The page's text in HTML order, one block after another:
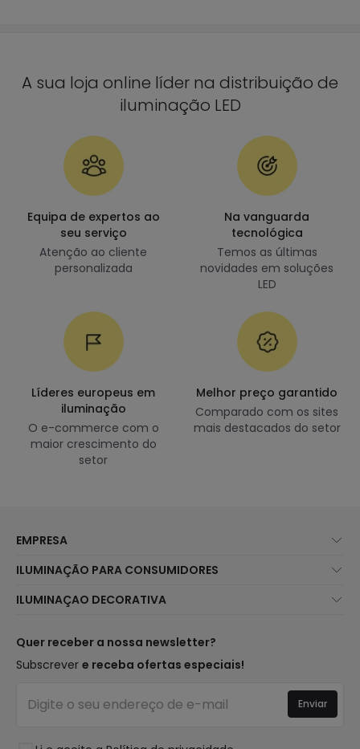
A sua loja online líder na distribuição de
iluminação LED
Equipa de expertos ao
seu serviço
Atenção ao cliente
personalizada
Na vanguarda
tecnológica
Temos as últimas
novidades em soluções
LED
Líderes europeus em
iluminação
O e-commerce com o
maior crescimento do
setor
Melhor preço garantido
Comparado com os sites
mais destacados do setor
EMPRESA
Atendimento ao Cliente
Métodos de Envio
É Profissional?
Perguntas Frequentes (FAQ)
ILUMINAÇÃO PARA CONSUMIDORES
Marcas
Calculadora
Iluminação para empresas
ILUMINAÇAO DECORATIVA
Tendências
Marcas de Decoração Premium
Espaços
Quer receber a nossa newsletter?
Subscrever e receba ofertas especiais!
Enviar